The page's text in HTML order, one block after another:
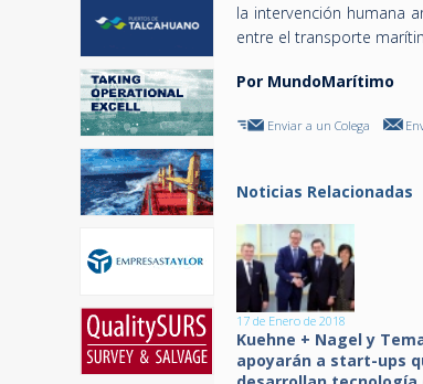
la intervención humana
entre el transporte
Por MundoMarítimo
Enviar a un Colega
Noticias Relacionadas
17 de Enero de 2018
Kuehne + Nagel y
apoyarán a start-ups